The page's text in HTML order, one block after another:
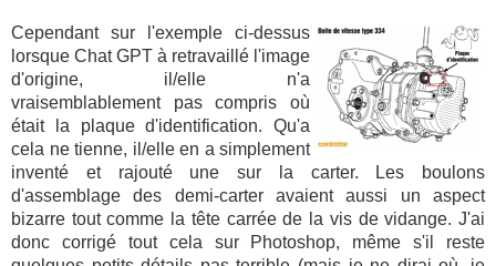
Cependant sur l'exemple ci-dessus
lorsque Chat GPT à retravaillé l'image
d'origine, il/elle n'a
vraisemblablement pas compris où
était la plaque d'identification. Qu'a
cela ne tienne, il/elle en a simplement
inventé et rajouté une sur la carter. Les boulons
d'assemblage des demi-carter avaient aussi un aspect
bizarre tout comme la tête carrée de la vis de vidange. J'ai
donc corrigé tout cela sur Photoshop, même s'il reste